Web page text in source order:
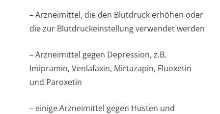
– Arzneimittel, die den Blutdruck erhöhen oder
die zur Blutdruckeinste­llung verwendet werden
– Arzneimittel gegen Depression, z.B.
Imipramin, Venlafaxin, Mirtazapin, Fluoxetin
und Paroxetin
– einige Arzneimittel gegen Husten und